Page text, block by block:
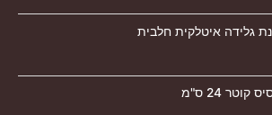
גלידה איטלקית חלבית
24 ס"מ